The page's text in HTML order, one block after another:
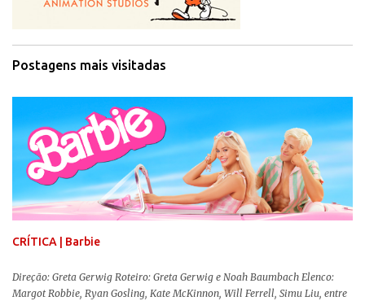
Postagens mais visitadas
CRÍTICA | Barbie
Direção: Greta Gerwig Roteiro: Greta Gerwig e Noah Baumbach Elenco:
Margot Robbie, Ryan Gosling, Kate McKinnon, Will Ferrell, Simu Liu, entre